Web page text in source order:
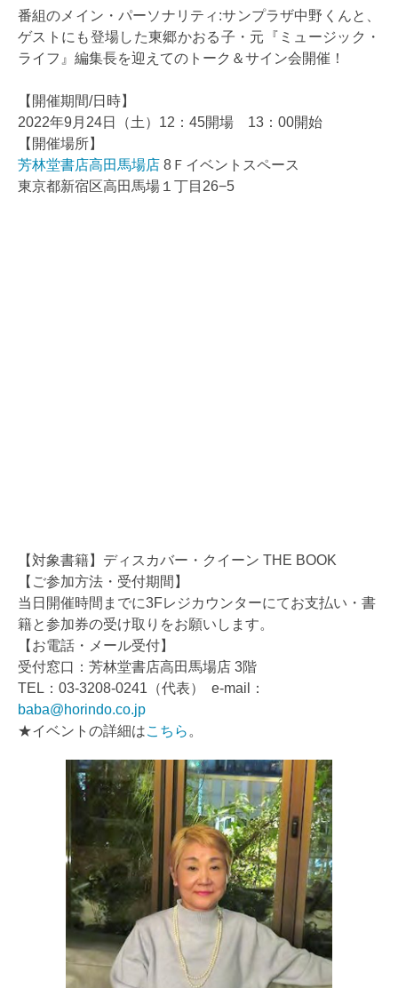
番組のメイン・パーソナリティ:サンプラザ中野くんと、
ゲストにも登場した東郷かおる子・元『ミュージック・
ライフ』編集長を迎えてのトーク＆サイン会開催！
【開催期間/日時】
2022年9月24日（土）12：45開場 13：00開始
【開催場所】
芳林堂書店高田馬場店 8Ｆイベントスペース
東京都新宿区高田馬場１丁目26−5
【対象書籍】ディスカバー・クイーン THE BOOK
【ご参加方法・受付期間】
当日開催時間までに3Fレジカウンターにてお支払い・書
籍と参加券の受け取りをお願いします。
【お電話・メール受付】
受付窓口：芳林堂書店高田馬場店 3階
TEL：03-3208-0241（代表） e-mail：
baba@horindo.co.jp
★イベントの詳細はこちら 。